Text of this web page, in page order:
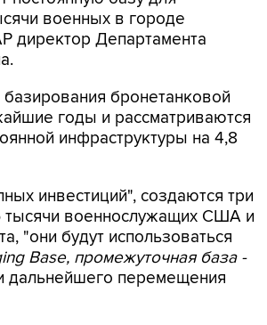
военных в городе
директор Департамента
бронетанковой
годы и рассматриваются
инфраструктуры на 4,8
инвестиций", создаются три
тысячи военнослужащих США и
"они будут использоваться
Base, промежуточная база -
дальнейшего перемещения